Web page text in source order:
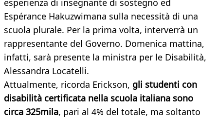
esperienza di insegnante di sostegno ed
Espérance Hakuzwimana sulla necessità di una
scuola plurale. Per la prima volta, interverrà un
rappresentante del Governo. Domenica mattina,
infatti, sarà presente la ministra per le Disabilità,
Alessandra Locatelli.
Attualmente, ricorda Erickson, gli studenti con
disabilità certificata nella scuola italiana sono
circa 325mila, pari al 4% del totale, ma soltanto